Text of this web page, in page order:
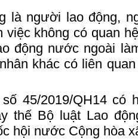
là người lao động,
việc không có quan
động nước ngoài
khác có liên
45/2019/QH14 có
thế Bộ luật Lao
hội nước Cộng hòa